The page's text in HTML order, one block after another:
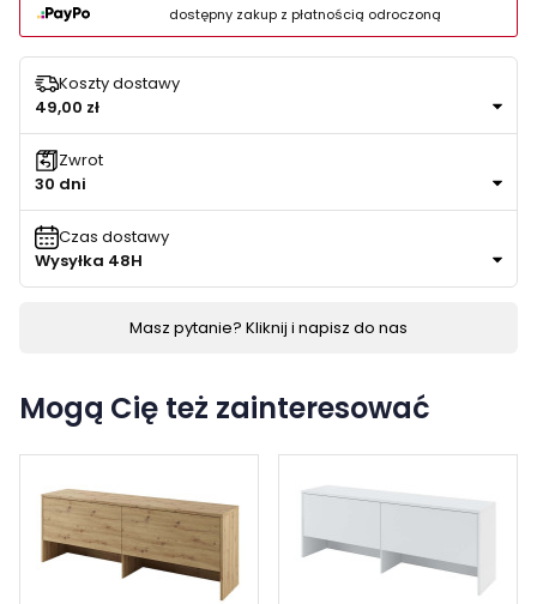
dostępny zakup z płatnością odroczoną
Koszty dostawy
49,00 zł
Zwrot
30 dni
Czas dostawy
Wysyłka 48H
Masz pytanie? Kliknij i napisz do nas
Mogą Cię też zainteresować